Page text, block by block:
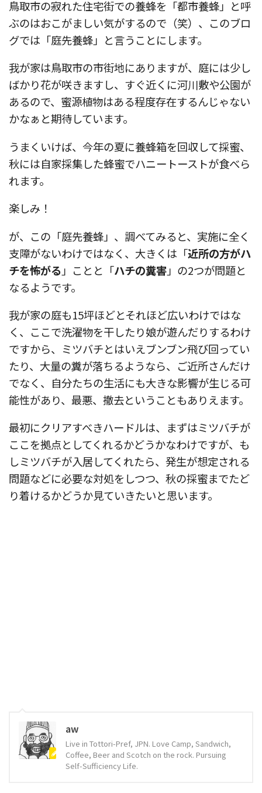
鳥取市の寂れた住宅街での養蜂を「都市養蜂」と呼
ぶのはおこがましい気がするので（笑）、このブロ
グでは「庭先養蜂」と言うことにします。
我が家は鳥取市の市街地にありますが、庭には少し
ばかり花が咲きますし、すぐ近くに河川敷や公園が
あるので、蜜源植物はある程度存在するんじゃない
かなぁと期待しています。
うまくいけば、今年の夏に養蜂箱を回収して採蜜、
秋には自家採集した蜂蜜でハニートーストが食べら
れます。
楽しみ！
が、この「庭先養蜂」、調べてみると、実施に全く
支障がないわけではなく、大きくは「近所の方がハ
チを怖がる 」ことと「ハチの糞害」の2つが問題と
なるようです。
我が家の庭も15坪ほどとそれほど広いわけではな
く、ここで洗濯物を干したり娘が遊んだりするわけ
ですから、ミツバチとはいえブンブン飛び回ってい
たり、大量の糞が落ちるようなら、ご近所さんだけ
でなく、自分たちの生活にも大きな影響が生じる可
能性があり、最悪、撤去ということもありえます。
最初にクリアすべきハードルは、まずはミツバチが
ここを拠点としてくれるかどうかなわけですが、も
しミツバチが入居してくれたら、発生が想定される
問題などに必要な対処をしつつ、秋の採蜜までたど
り着けるかどうか見ていきたいと思います。
aw
Live in Tottori-Pref, JPN. Love Camp, Sandwich,
Coffee, Beer and Scotch on the rock. Pursuing
Self-Sufficiency Life.